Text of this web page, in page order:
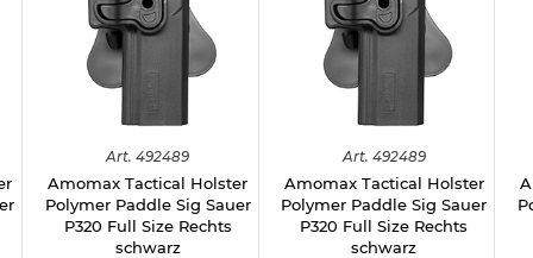
Art. 492489
Amomax Tactical Holster
Polymer Paddle Sig Sauer
P320 Full Size Rechts
schwarz
Art. 492489
Amomax Tactical Holster
Polymer Paddle Sig Sauer
P320 Full Size Rechts
schwarz